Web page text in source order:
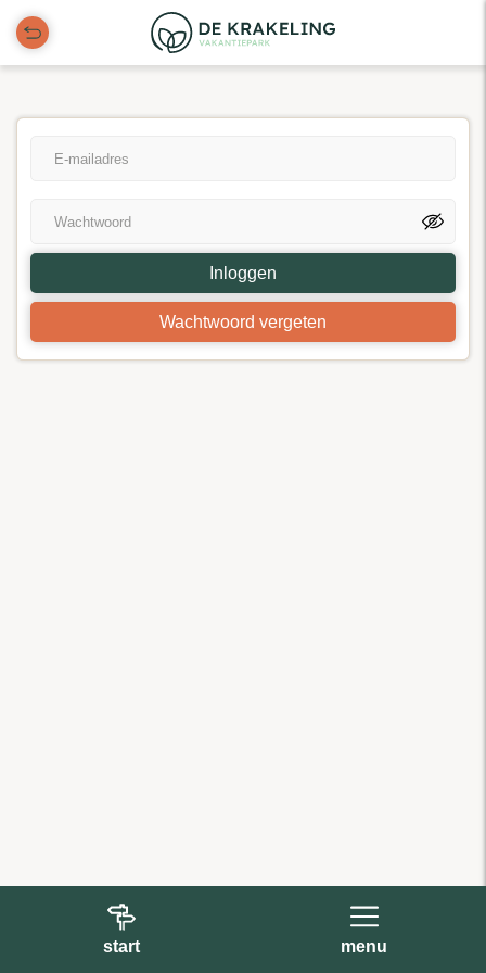
Wachtwoord vergeten
Inloggen
start menu